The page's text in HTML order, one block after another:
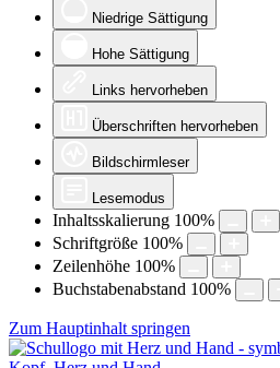
Niedrige Sättigung
Hohe Sättigung
Links hervorheben
Überschriften hervorheben
Bildschirmleser
Lesemodus
Inhaltsskalierung 100%
Schriftgröße 100%
Zeilenhöhe 100%
Buchstabenabstand 100%
Zum Hauptinhalt springen